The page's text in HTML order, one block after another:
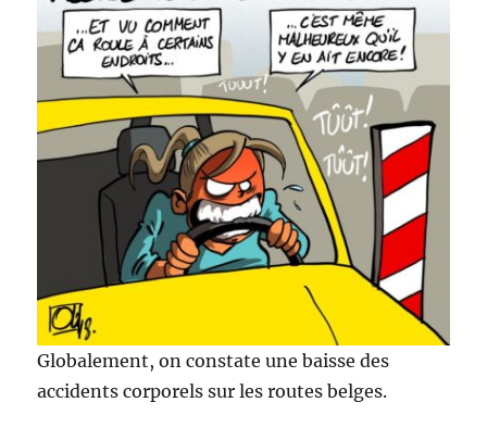
Globalement, on constate une baisse des
accidents corporels sur les routes belges.